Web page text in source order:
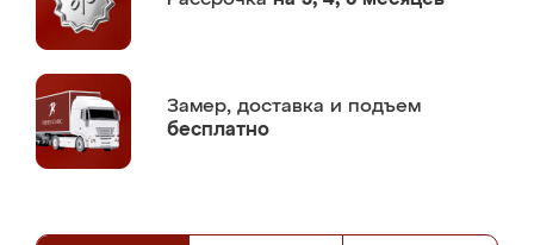
Замер, доставка и подъем
бесплатно